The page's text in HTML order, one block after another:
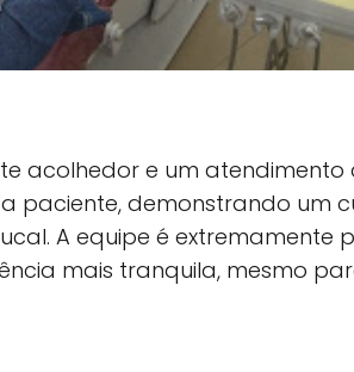
acolhedor e um atendimento
paciente, demonstrando um
A equipe é extremamente
mais tranquila, mesmo